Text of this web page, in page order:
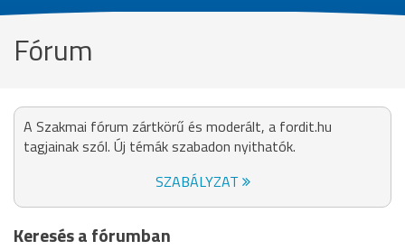
Fórum
A Szakmai fórum zártkörű és moderált, a fordit.hu
tagjainak szól. Új témák szabadon nyithatók.
SZABÁLYZAT
Keresés a fórumban